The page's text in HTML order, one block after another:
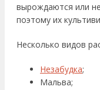
вырождаются или
поэтому их
Несколько видов
Незабудка;
Мальва;